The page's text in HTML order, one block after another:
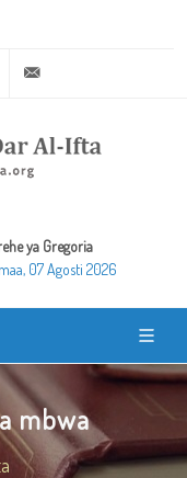
+20 2 25970400
ya Gregoria
07 Agosti 2026
mbwa